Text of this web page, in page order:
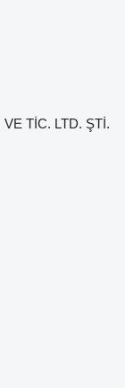
TİC. LTD. ŞTİ.